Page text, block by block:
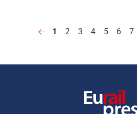
1 2 3 4 5 6 7